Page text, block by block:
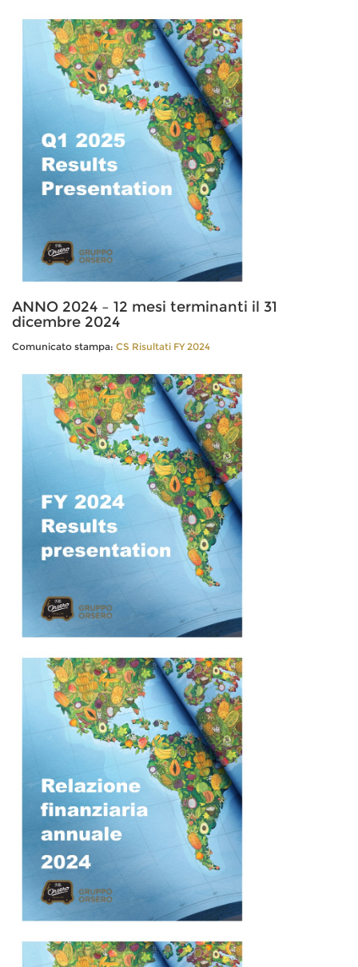
ANNO 2024 – 12 mesi terminanti il 31
dicembre 2024
Comunicato stampa: CS Risultati FY 2024